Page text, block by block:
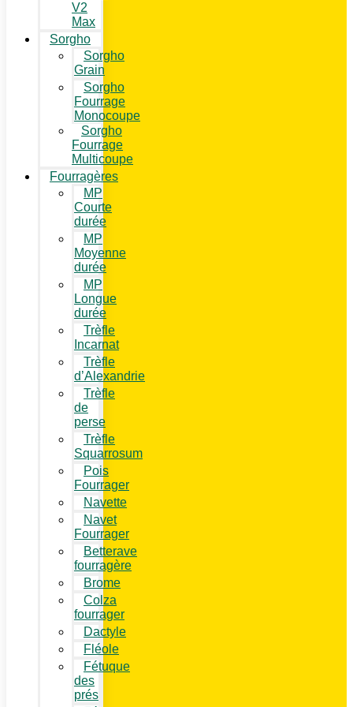
V2
Max
Sorgho
Sorgho
Grain
Sorgho
Fourrage
Monocoupe
Sorgho
Fourrage
Multicoupe
Fourragères
MP
Courte
durée
MP
Moyenne
durée
MP
Longue
durée
Trèfle
Incarnat
Trèfle
d’Alexandrie
Trèfle
de
perse
Trèfle
Squarrosum
Pois
Fourrager
Navette
Navet
Fourrager
Betterave
fourragère
Brome
Colza
fourrager
Dactyle
Fléole
Fétuque
des
prés